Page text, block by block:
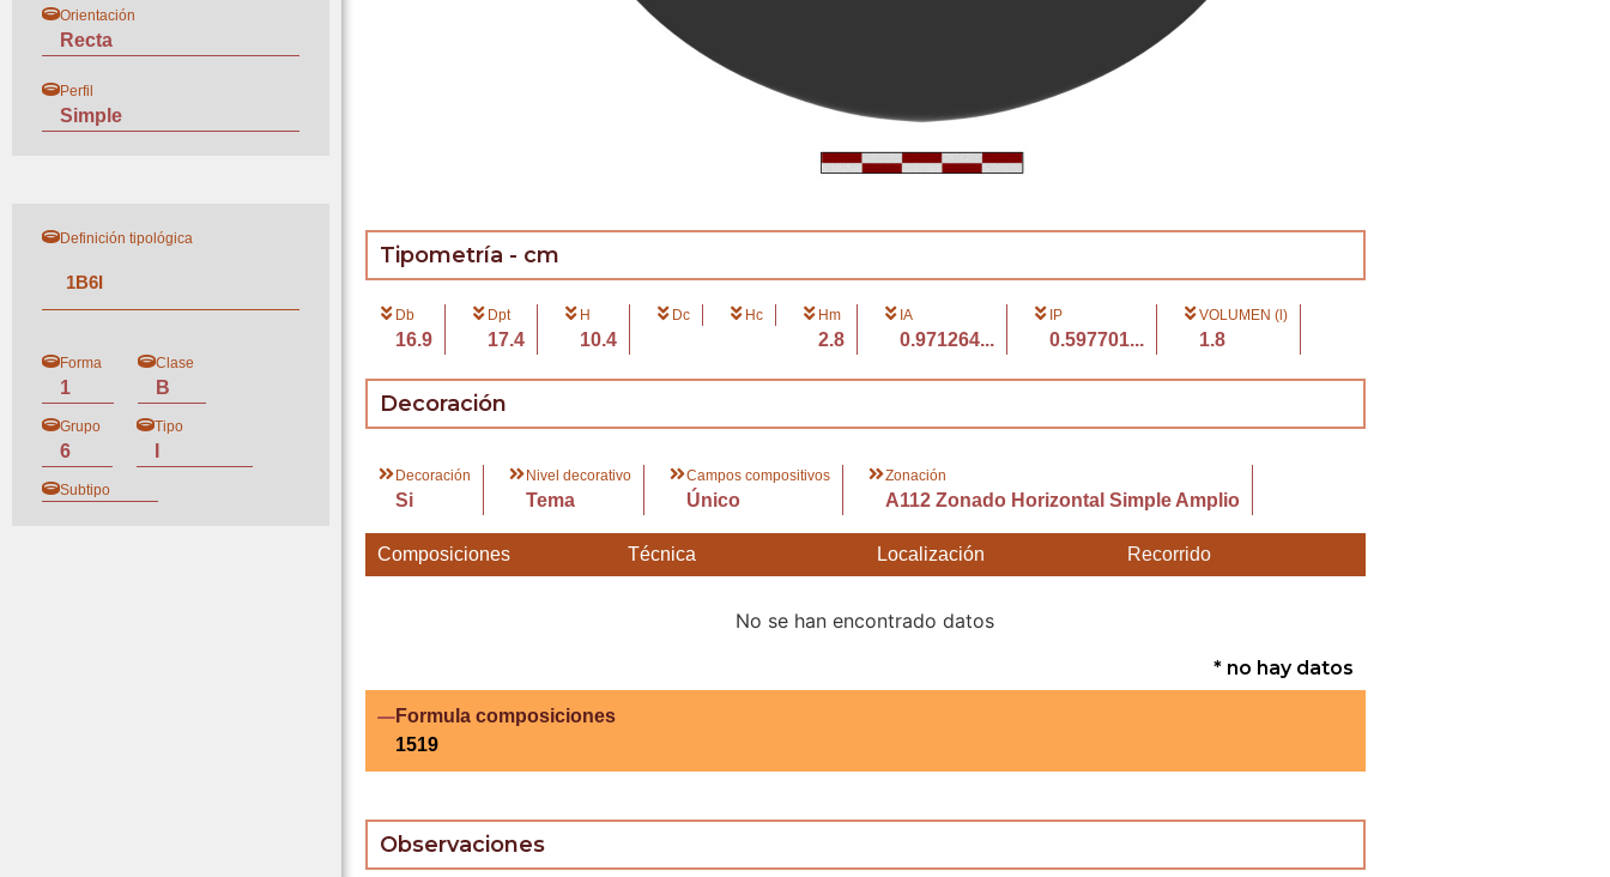
Orientación
Recta
Perfil
Simple
Definición tipológica
1B6I
Forma
1
Clase
B
Grupo
6
Tipo
Subtipo
Tipometría - cm
Db
16.9
Dpt
17.4
H
10.4
Dc Hc Hm
2.8
IA
0.971264...
IP
0.597701...
VOLUMEN (l)
1.8
Decoración
Decoración
Si
Nivel decorativo
Tema
Campos compositivos
Único
Zonación
A112 Zonado Horizontal Simple Amplio
Composiciones Técnica Localización Recorrido
No se han encontrado datos
* no hay datos
Formula composiciones
1519
Observaciones